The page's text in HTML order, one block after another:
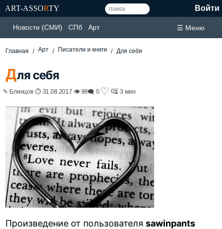
ART-ASSORTY Войти
Новости (СМИ) СПб Арт ☰ Меню
Главная Арт Писатели и книги Для себя
Для себя
✎ Блинцов ⏱ 31.08.2017 👁 99🗨 0 ♡ 0⏳ 3 мин
Произведение от пользователяsawinpants